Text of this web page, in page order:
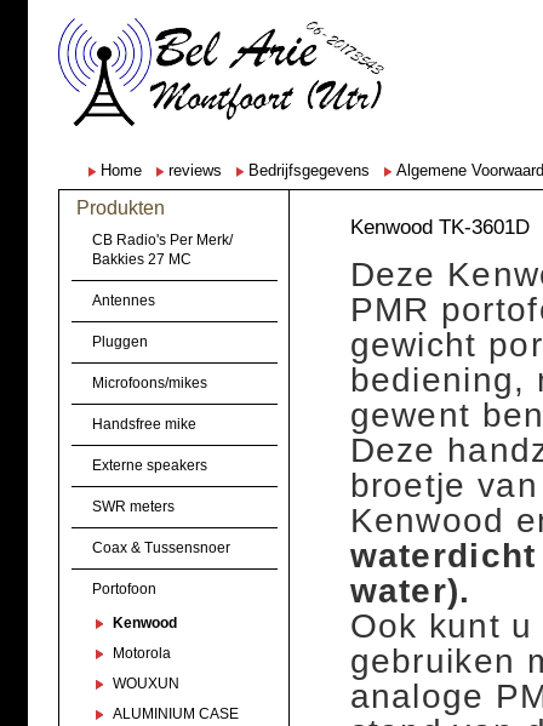
Home reviews Bedrijfsgegevens Algemene
Produkten
CB Radio's Per Merk/
Bakkies 27 MC
Antennes
Pluggen
Microfoons/mikes
Handsfree mike
Externe speakers
SWR meters
Coax & Tussensnoer
Portofoon
Kenwood
Motorola
WOUXUN
ALUMINIUM CASE
Kenwood TK-3601D
Deze
PMR
gewicht
bediening,
gewent
Deze
broetje
Kenwood
water).
Ook kunt
gebruiken
analoge